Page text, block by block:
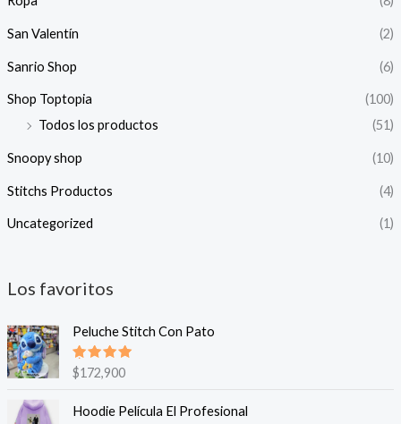
San Valentín (2)
Sanrio Shop (6)
Shop Toptopia
(100)
Todos los productos
(51)
Snoopy shop (10)
Stitchs Productos (4)
Uncategorized (1)
Los favoritos
Peluche Stitch Con Pato
Valorado
en
5.00
$172,900
Hoodie Película El Profesional